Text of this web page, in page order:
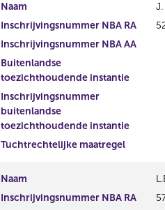
Naam
Inschrijvingsnummer NBA RA
Inschrijvingsnummer NBA AA
Buitenlandse
toezichthoudende instantie
Inschrijvingsnummer
buitenlandse
toezichthoudende instantie
Tuchtrechtelijke maatregel
Naam
Inschrijvingsnummer NBA RA